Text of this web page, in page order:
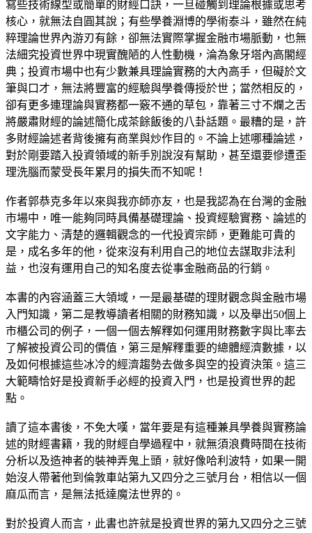
寫些技術線型或簡單的財經口訣，一旦碰觸到理論根據或思考
核心，就無法自圓其說；有些學養淵博的學術泰斗，雖然在純
粹理論世界內游刃有餘，卻無法實際掌握金融市場脈動，也無
法細究投資世界中現實醜陋的人性動機，淪為象牙塔內高閣經
典；投資市場中也有少數兼具理論實務的大內高手，但礙於文
筆與口才，無法將豐富的經驗與學養傳授於世；當然相反的，
卻有更多連理論與實務都一竅不通的草包，靠著三寸不爛之舌
將嚴肅財經的論述簡化成茶餘飯後的八卦話題。最糟的是，許
多財經論述者背後擁有商業與炒作目的。不論上述哪種論述，
對於剛要踏入投資領域的新手別說沒有幫助，甚至還要慘遭歪
理洗腦而蒙受長年累月的損失而不知呢！
作者郭恭克多年以來與我亦師亦友，也是我認為在台灣的金融
市場中，唯一能夠同時具備基礎理論、投資經驗實務、論述的
文字能力、清楚的邏輯觀念的一代投資宗師，更難能可貴的
是，成名多年的他，從來沒有利用自己的地位去謀取非法利
益，也沒有運用自己的知名度去從事金融商品的行銷。
本書的內容涵蓋三大領域，一是最基礎的理財觀念與金融市場
入門知識，第二是教導讀者相關的財務知識，以及舉出50個上
市櫃公司的例子，一個一個去解釋如何運用財務數字與比率去
了解被投資公司的價值，第三是解釋重要的總體經濟數據，以
及如何根據這些冰冷的經濟趨勢去做多與空的投資決策。這三
大範疇恰好是投資新手必經的投資入門，也是投資世界的起
點。
讀了這本書後，不免大嘆，當年要是有這種兼具學養與實務論
述的財經書籍，我的財經自學過程中，就無須浪費時間在技術
分析以及造神者的裝神弄鬼上頭，就好像哈利波特，如果一開
始沒人帶著他到倫敦車站第九又四分之三號月台，相信以一個
麻瓜而言，是無法抵達魔法世界的。
對於投資人而言，此書也許就是投資世界的第九又四分之三號